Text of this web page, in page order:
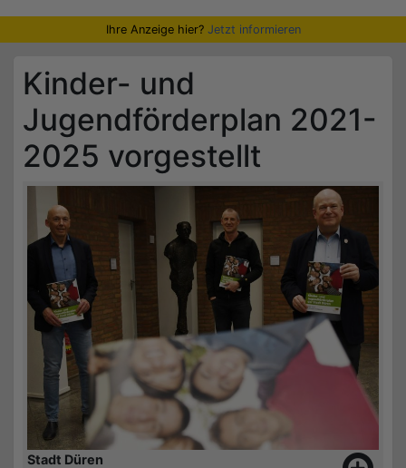
Ihre Anzeige hier? Jetzt informieren
Kinder- und
Jugendförderplan 2021-
2025 vorgestellt
Stadt Düren